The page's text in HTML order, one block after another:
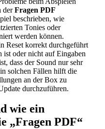
derFragen PDF
beschrieben, wie
Tonies oder
werden können.
Reset korrekt durchgeführt
oder nicht auf Eingaben
dass der Sound nur sehr
solchen Fällen hilft die
an der Box zu
durchzuführen.
wie ein
„Fragen PDF“